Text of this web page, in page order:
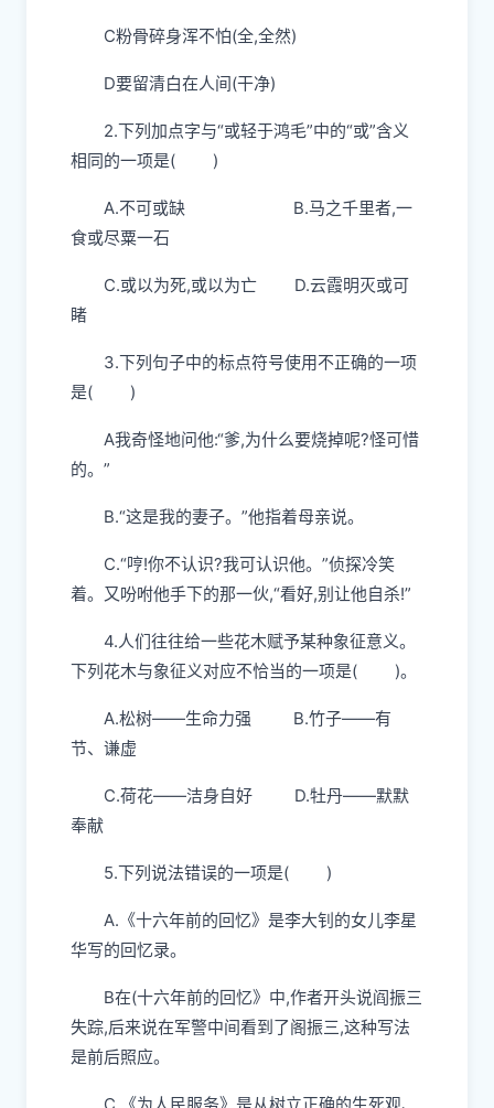
C粉骨碎身浑不怕(全,全然)
D要留清白在人间(干净)
2.下列加点字与“或轻于鸿毛”中的“或”含义
相同的一项是( )
A.不可或缺 B.马之千里者,一
食或尽粟一石
C.或以为死,或以为亡 D.云霞明灭或可
睹
3.下列句子中的标点符号使用不正确的一项
是( )
A我奇怪地问他:“爹,为什么要烧掉呢?怪可惜
的。”
B.“这是我的妻子。”他指着母亲说。
C.“哼!你不认识?我可认识他。”侦探冷笑
着。又吩咐他手下的那一伙,“看好,别让他自杀!”
4.人们往往给一些花木赋予某种象征意义。
下列花木与象征义对应不恰当的一项是( )。
A.松树——生命力强 B.竹子——有
节、谦虚
C.荷花——洁身自好 D.牡丹——默默
奉献
5.下列说法错误的一项是( )
A.《十六年前的回忆》是李大钊的女儿李星
华写的回忆录。
B在(十六年前的回忆》中,作者开头说阎振三
失踪,后来说在军警中间看到了阁振三,这种写法
是前后照应。
C.《为人民服务》是从树立正确的生死观、